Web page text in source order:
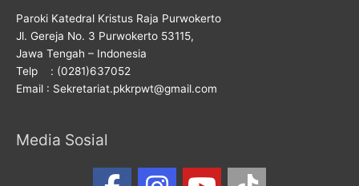
Paroki Katedral Kristus Raja Purwokerto
Jl. Gereja No. 3 Purwokerto 53115,
Jawa Tengah – Indonesia
Telp : (0281)637052
Email : Sekretariat.pkkrpwt@gmail.com
Media Sosial